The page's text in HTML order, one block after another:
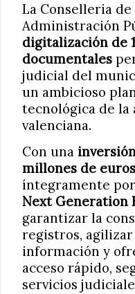
La Conselleria
Administración
digitalización de
documentales
judicial del
un ambicioso
tecnológica de
valenciana.
Con una
millones de euros
íntegramente
Next Generation
garantizar la
registros,
información y
acceso rápido,
servicios